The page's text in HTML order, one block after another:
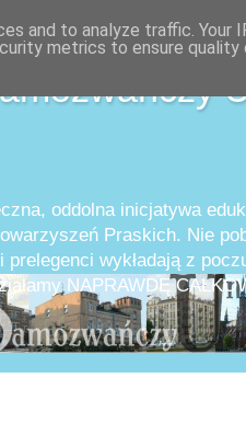
oddolna inicjatywa
Praskich. Nie
wykładają z
NAPRAWDĘ
and to analyze traffic. Your
metrics to ensure